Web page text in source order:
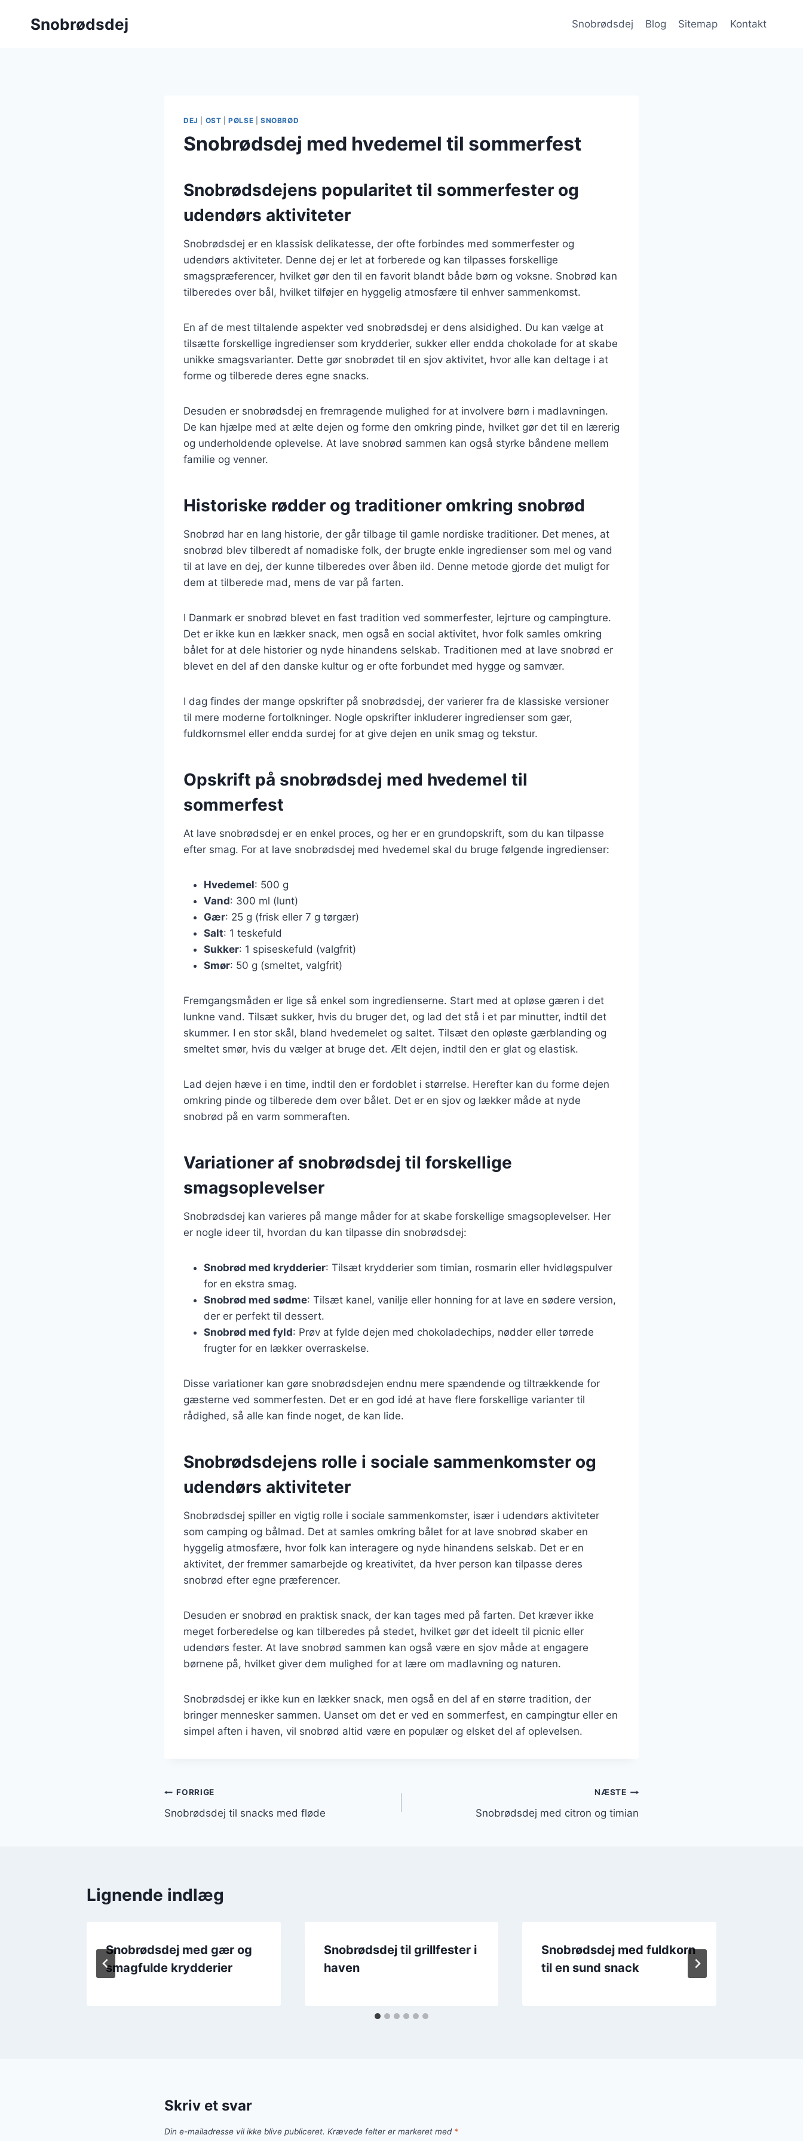
Snobrødsdej Snobrødsdej Blog Sitemap Kontakt
DEJ OST |PØLSE SNOBRØD
Snobrødsdej med hvedemel til sommerfest
Snobrødsdejens popularitet til sommerfester og
udendørs aktiviteter
Snobrødsdej er en klassisk delikatesse, der ofte forbindes med sommerfester og
udendørs aktiviteter. Denne dej er let at forberede og kan tilpasses forskellige
smagspræferencer, hvilket gør den til en favorit blandt både børn og voksne. Snobrød kan
tilberedes over bål, hvilket tilføjer en hyggelig atmosfære til enhver sammenkomst.
En af de mest tiltalende aspekter ved snobrødsdej er dens alsidighed. Du kan vælge at
tilsætte forskellige ingredienser som krydderier, sukker eller endda chokolade for at skabe
unikke smagsvarianter. Dette gør snobrødet til en sjov aktivitet, hvor alle kan deltage i at
forme og tilberede deres egne snacks.
Desuden er snobrødsdej en fremragende mulighed for at involvere børn i madlavningen.
De kan hjælpe med at ælte dejen og forme den omkring pinde, hvilket gør det til en lærerig
og underholdende oplevelse. At lave snobrød sammen kan også styrke båndene mellem
familie og venner.
Historiske rødder og traditioner omkring snobrød
Snobrød har en lang historie, der går tilbage til gamle nordiske traditioner. Det menes, at
snobrød blev tilberedt af nomadiske folk, der brugte enkle ingredienser som mel og vand
til at lave en dej, der kunne tilberedes over åben ild. Denne metode gjorde det muligt for
dem at tilberede mad, mens de var på farten.
I Danmark er snobrød blevet en fast tradition ved sommerfester, lejrture og campingture.
Det er ikke kun en lækker snack, men også en social aktivitet, hvor folk samles omkring
bålet for at dele historier og nyde hinandens selskab. Traditionen med at lave snobrød er
blevet en del af den danske kultur og er ofte forbundet med hygge og samvær.
I dag findes der mange opskrifter på snobrødsdej, der varierer fra de klassiske versioner
til mere moderne fortolkninger. Nogle opskrifter inkluderer ingredienser som gær,
fuldkornsmel eller endda surdej for at give dejen en unik smag og tekstur.
Opskrift på snobrødsdej med hvedemel til
sommerfest
At lave snobrødsdej er en enkel proces, og her er en grundopskrift, som du kan tilpasse
efter smag. For at lave snobrødsdej med hvedemel skal du bruge følgende ingredienser:
Hvedemel: 500 g
Vand: 300 ml (lunt)
Gær: 25 g (frisk eller 7 g tørgær)
Salt: 1 teskefuld
Sukker: 1 spiseskefuld (valgfrit)
Smør: 50 g (smeltet, valgfrit)
Fremgangsmåden er lige så enkel som ingredienserne. Start med at opløse gæren i det
lunkne vand. Tilsæt sukker, hvis du bruger det, og lad det stå i et par minutter, indtil det
skummer. I en stor skål, bland hvedemelet og saltet. Tilsæt den opløste gærblanding og
smeltet smør, hvis du vælger at bruge det. Ælt dejen, indtil den er glat og elastisk.
Lad dejen hæve i en time, indtil den er fordoblet i størrelse. Herefter kan du forme dejen
omkring pinde og tilberede dem over bålet. Det er en sjov og lækker måde at nyde
snobrød på en varm sommeraften.
Variationer af snobrødsdej til forskellige
smagsoplevelser
Snobrødsdej kan varieres på mange måder for at skabe forskellige smagsoplevelser. Her
er nogle ideer til, hvordan du kan tilpasse din snobrødsdej:
Snobrød med krydderier: Tilsæt krydderier som timian, rosmarin eller hvidløgspulver
for en ekstra smag.
Snobrød med sødme: Tilsæt kanel, vanilje eller honning for at lave en sødere version,
der er perfekt til dessert.
Snobrød med fyld: Prøv at fylde dejen med chokoladechips, nødder eller tørrede
frugter for en lækker overraskelse.
Disse variationer kan gøre snobrødsdejen endnu mere spændende og tiltrækkende for
gæsterne ved sommerfesten. Det er en god idé at have flere forskellige varianter til
rådighed, så alle kan finde noget, de kan lide.
Snobrødsdejens rolle i sociale sammenkomster og
udendørs aktiviteter
Snobrødsdej spiller en vigtig rolle i sociale sammenkomster, især i udendørs aktiviteter
som camping og bålmad. Det at samles omkring bålet for at lave snobrød skaber en
hyggelig atmosfære, hvor folk kan interagere og nyde hinandens selskab. Det er en
aktivitet, der fremmer samarbejde og kreativitet, da hver person kan tilpasse deres
snobrød efter egne præferencer.
Desuden er snobrød en praktisk snack, der kan tages med på farten. Det kræver ikke
meget forberedelse og kan tilberedes på stedet, hvilket gør det ideelt til picnic eller
udendørs fester. At lave snobrød sammen kan også være en sjov måde at engagere
børnene på, hvilket giver dem mulighed for at lære om madlavning og naturen.
Snobrødsdej er ikke kun en lækker snack, men også en del af en større tradition, der
bringer mennesker sammen. Uanset om det er ved en sommerfest, en campingtur eller en
simpel aften i haven, vil snobrød altid være en populær og elsket del af oplevelsen.
Indlægsnavigation
FORRIGE
Snobrødsdej til snacks med fløde
NÆSTE
Snobrødsdej med citron og timian
Lignende indlæg
Snobrødsdej med gær og
smagfulde krydderier
Snobrødsdej til grillfester i
haven
Snobrødsdej med fuldkorn
til en sund snack
Skriv et svar
Din e-mailadresse vil ikke blive publiceret. Krævede felter er markeret med *